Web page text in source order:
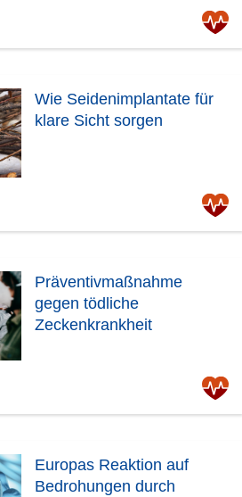
Wie Seidenimplantate für
klare Sicht sorgen
Präventivmaßnahme
gegen tödliche
Zeckenkrankheit
Europas Reaktion auf
Bedrohungen durch